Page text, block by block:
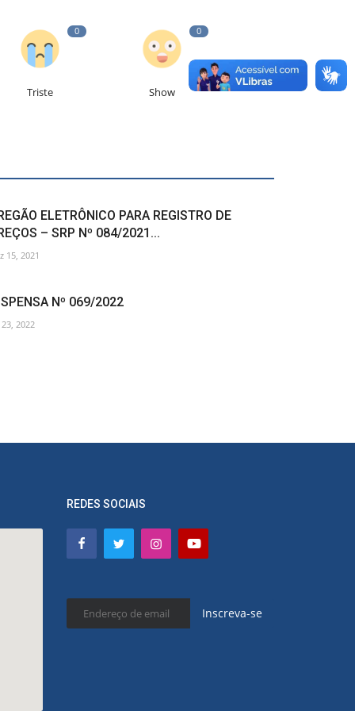
0
Triste
0
Show
ELETRÔNICO PARA REGISTRO DE
– SRP Nº 084/2021...
15, 2021
Nº 069/2022
23, 2022
REDES SOCIAIS
Inscreva-se